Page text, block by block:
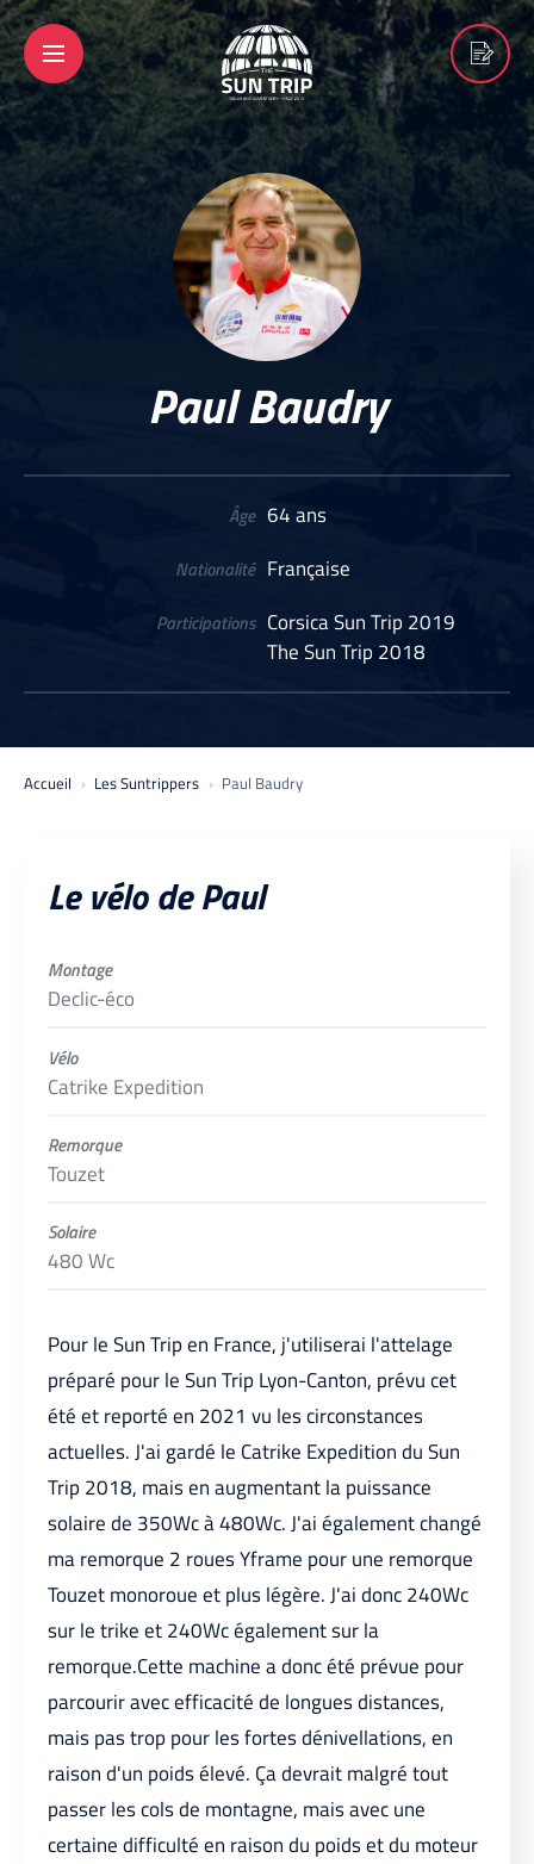
Paul Baudry
Âge 64 ans
Nationalité Française
Participations Corsica Sun Trip 2019
The Sun Trip 2018
Accueil Les Suntrippers Paul Baudry
Le vélo de Paul
Montage
Declic-éco
Vélo
Catrike Expedition
Remorque
Touzet
Solaire
480 Wc
Pour le Sun Trip en France, j'utiliserai l'attelage
préparé pour le Sun Trip Lyon-Canton, prévu cet
été et reporté en 2021 vu les circonstances
actuelles. J'ai gardé le Catrike Expedition du Sun
Trip 2018, mais en augmentant la puissance
solaire de 350Wc à 480Wc. J'ai également changé
ma remorque 2 roues Yframe pour une remorque
Touzet monoroue et plus légère. J'ai donc 240Wc
sur le trike et 240Wc également sur la
remorque.Cette machine a donc été prévue pour
parcourir avec efficacité de longues distances,
mais pas trop pour les fortes dénivellations, en
raison d'un poids élevé. Ça devrait malgré tout
passer les cols de montagne, mais avec une
certaine difficulté en raison du poids et du moteur